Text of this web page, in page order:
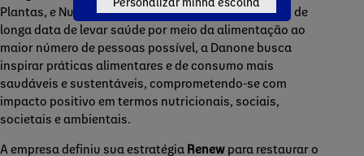
Plantas, e Nutrição Especializada. Com uma missão de
longa data de levar saúde por meio da alimentação ao
maior número de pessoas possível, a Danone busca
inspirar práticas alimentares e de consumo mais
saudáveis e sustentáveis, comprometendo-se com
impacto positivo em termos nutricionais, sociais,
societais e ambientais.
A empresa definiu sua estratégia Renew para restaurar o